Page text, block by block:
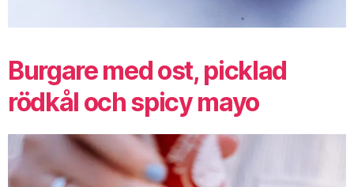
Burgare med ost, picklad
rödkål och spicy mayo